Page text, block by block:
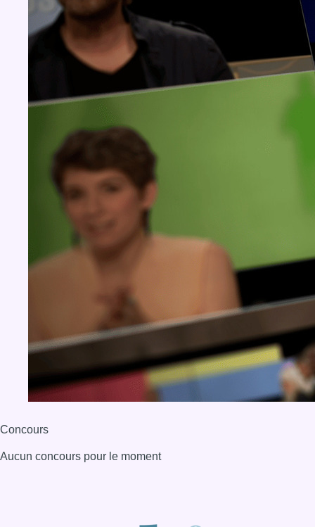
Concours
Aucun concours pour le moment